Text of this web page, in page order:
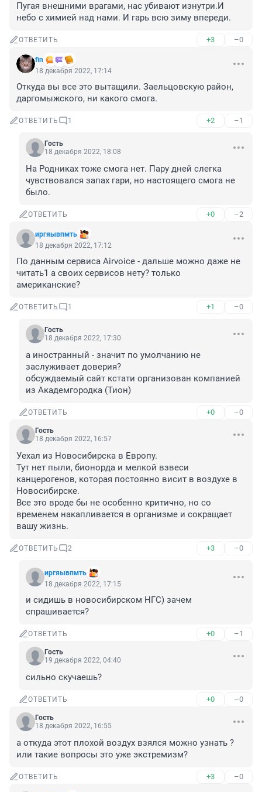
Пугая внешними врагами, нас убивают изнутри.И
небо с химией над нами. И гарь всю зиму впереди.
ОТВЕТИТЬ +3 –0
fin
18 декабря 2022, 17:14
Откуда вы все это вытащили. Заельцовскую район,
даргомыжского, ни какого смога.
ОТВЕТИТЬ 1 +2 –1
Гость
18 декабря 2022, 18:08
На Родниках тоже смога нет. Пару дней слегка
чувствовался запах гари, но настоящего смога не
было.
ОТВЕТИТЬ +0 –2
иргяывпмть
18 декабря 2022, 17:12
По данным сервиса Airvoice - дальше можно даже не
читать1 а своих сервисов нету? только
американские?
ОТВЕТИТЬ 1 +1 –0
Гость
18 декабря 2022, 17:30
а иностранный - значит по умолчанию не
заслуживает доверия?
обсуждаемый сайт кстати организован компанией
из Академгородка (Тион)
ОТВЕТИТЬ +0 –0
Гость
18 декабря 2022, 16:57
Уехал из Новосибирска в Европу.
Тут нет пыли, бионорда и мелкой взвеси
канцерогенов, которая постоянно висит в воздухе в
Новосибирске.
Все это вроде бы не особенно критично, но со
временем накапливается в организме и сокращает
вашу жизнь.
ОТВЕТИТЬ 2 +3 –0
иргяывпмть
18 декабря 2022, 17:15
и сидишь в новосибирском НГС) зачем
спрашивается?
ОТВЕТИТЬ +0 –1
Гость
19 декабря 2022, 04:40
сильно скучаешь?
ОТВЕТИТЬ +0 –0
Гость
18 декабря 2022, 16:55
а откуда этот плохой воздух взялся можно узнать ?
или такие вопросы это уже экстремизм?
ОТВЕТИТЬ +3 –0